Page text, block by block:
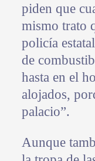
piden que
mismo trato
policía
de
hasta en el
alojados,
palacio”.
Aunque